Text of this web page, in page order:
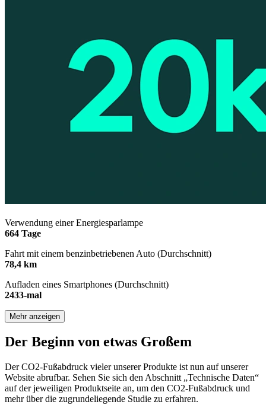
Verwendung einer Energiesparlampe
664 Tage
Fahrt mit einem benzinbetriebenen Auto (Durchschnitt)
78,4 km
Aufladen eines Smartphones (Durchschnitt)
2433-mal
Mehr anzeigen
Der Beginn von etwas Großem
Der CO2-Fußabdruck vieler unserer Produkte ist nun auf unserer
Website abrufbar. Sehen Sie sich den Abschnitt „Technische Daten“
auf der jeweiligen Produktseite an, um den CO2-Fußabdruck und
mehr über die zugrundeliegende Studie zu erfahren.